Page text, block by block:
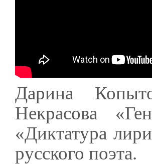
Дарина
Некрасова
«Диктатура
русского поэта.